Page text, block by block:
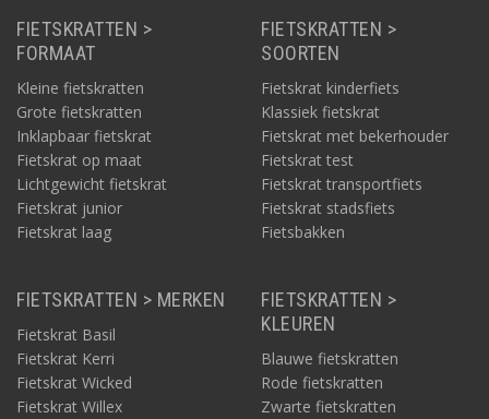
FIETSKRATTEN >
FORMAAT
Kleine fietskratten
Grote fietskratten
Inklapbaar fietskrat
Fietskrat op maat
Lichtgewicht fietskrat
Fietskrat junior
Fietskrat laag
FIETSKRATTEN >
SOORTEN
Fietskrat kinderfiets
Klassiek fietskrat
Fietskrat met bekerhouder
Fietskrat test
Fietskrat transportfiets
Fietskrat stadsfiets
Fietsbakken
FIETSKRATTEN > MERKEN
Fietskrat Basil
Fietskrat Kerri
Fietskrat Wicked
Fietskrat Willex
FIETSKRATTEN >
KLEUREN
Blauwe fietskratten
Rode fietskratten
Zwarte fietskratten